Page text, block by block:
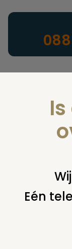
U bent hier: home
Eén